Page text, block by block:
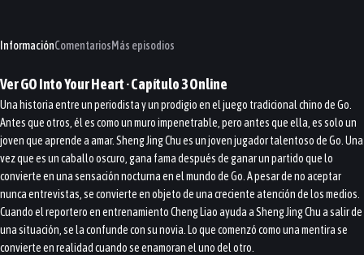
InformaciónComentariosMás episodios
VerGO Into Your Heart· Capítulo3Online
Una historia entre un periodista y un prodigio en el juego tradicional chino de Go.
Antes que otros, él es como un muro impenetrable, pero antes que ella, es solo un
joven que aprende a amar. Sheng Jing Chu es un joven jugador talentoso de Go. Una
vez que es un caballo oscuro, gana fama después de ganar un partido que lo
convierte en una sensación nocturna en el mundo de Go. A pesar de no aceptar
nunca entrevistas, se convierte en objeto de una creciente atención de los medios.
Cuando el reportero en entrenamiento Cheng Liao ayuda a Sheng Jing Chu a salir de
una situación, se la confunde con su novia. Lo que comenzó como una mentira se
convierte en realidad cuando se enamoran el uno del otro.